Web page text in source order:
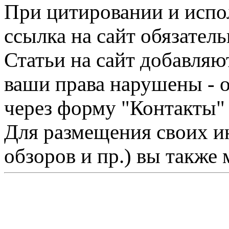
При цитировании и
ссылка на сайт
Статьи на сайт
ваши права нарушены -
через форму "Контакты"
Для размещения своих
обзоров и пр.) вы также